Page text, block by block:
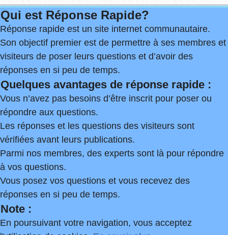
Qui est Réponse Rapide?
Réponse rapide est un site internet communautaire.
Son objectif premier est de permettre à ses membres et
visiteurs de poser leurs questions et d’avoir des
réponses en si peu de temps.
Quelques avantages de réponse rapide :
Vous n’avez pas besoins d’être inscrit pour poser ou
répondre aux questions.
Les réponses et les questions des visiteurs sont
vérifiées avant leurs publications.
Parmi nos membres, des experts sont là pour répondre
à vos questions.
Vous posez vos questions et vous recevez des
réponses en si peu de temps.
Note :
En poursuivant votre navigation, vous acceptez